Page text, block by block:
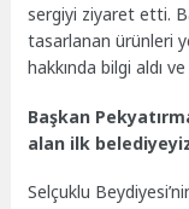
sergiyi ziyaret etti.
tasarlanan ürünleri
hakkında bilgi aldı
Başkan
alan ilk
Selçuklu